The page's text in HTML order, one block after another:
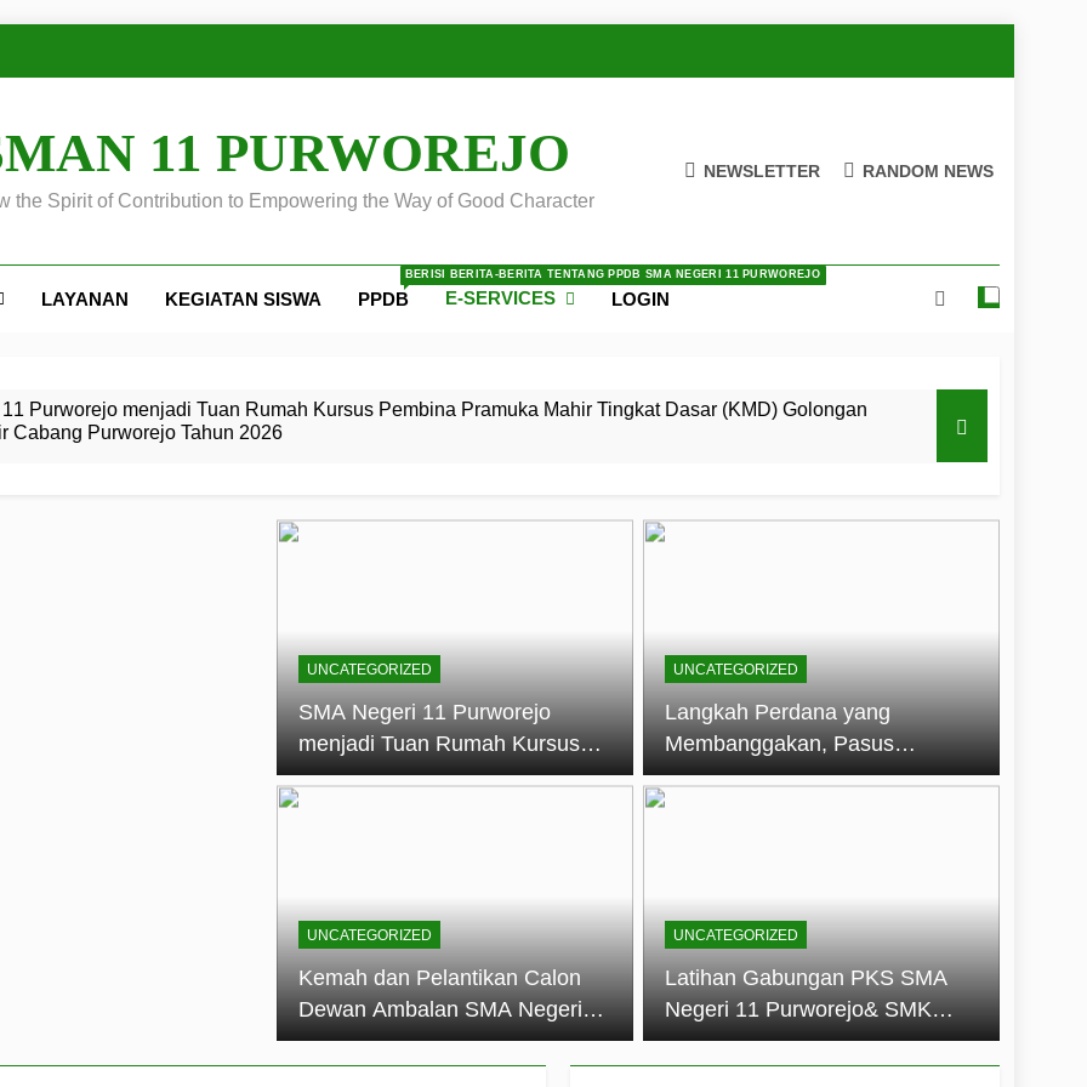
11 PURWOREJO
the Spirit of Contribution to Empowering the Way of Good Character
NEWSLETTER RANDOM NEWS
LAYANAN KEGIATAN SISWA PPDB
BERISI BERITA-BERITA TENTANG PPDB SMA NEGERI 11 PURWOREJO
E-SERVICES LOGIN
Purworejo menjadi Tuan Rumah Kursus Pembina Pramuka Mahir Tingkat Dasar (KMD) Golongan
Cabang Purworejo Tahun 2026
Calon Dewan Ambalan SMA Negeri 11 Purworejo: Membentuk Jiwa Kepemimpinan, Disiplin,
11 Purworejo Sukses Gelar LPBB Jatayudha Open 2 Tahun 2026
Tingkat
Gugus Depan
di LKBB
oleh Pasukan Khusus
11
Negeri 11 Purworejo
menjadi lokasi pelaksanaan
UNCATEGORIZED
SMA Negeri 11 Purworejo
menjadi Tuan Rumah Kursus
Pembina Pramuka Mahir
UNCATEGORIZED
Langkah Perdana yang
Membanggakan, Pasus
Jatayudha Ukir Prestasi di
UNCATEGORIZED
Kemah dan Pelantikan Calon
Dewan Ambalan SMA Negeri
11 Purworejo: Membentuk Jiwa
Kepemimpinan, Disiplin, dan
UNCATEGORIZED
Latihan Gabungan PKS SMA
Negeri 11 Purworejo& SMK
Negeri 6 Purworejo:
Membangun Disiplin,